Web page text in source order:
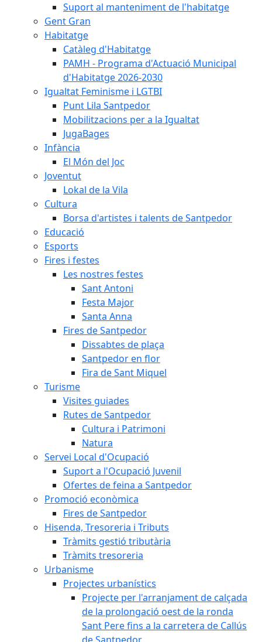
Suport al manteniment de l'habitatge
Gent Gran
Habitatge
Catàleg d'Habitatge
PAMH - Programa d'Actuació Municipal
d'Habitatge 2026-2030
Igualtat Feminisme i LGTBI
Punt Lila Santpedor
Mobilitzacions per a la Igualtat
JugaBages
Infància
El Món del Joc
Joventut
Lokal de la Vila
Cultura
Borsa d'artistes i talents de Santpedor
Educació
Esports
Fires i festes
Les nostres festes
Sant Antoni
Festa Major
Santa Anna
Fires de Santpedor
Dissabtes de plaça
Santpedor en flor
Fira de Sant Miquel
Turisme
Visites guiades
Rutes de Santpedor
Cultura i Patrimoni
Natura
Servei Local d'Ocupació
Suport a l'Ocupació Juvenil
Ofertes de feina a Santpedor
Promoció econòmica
Fires de Santpedor
Hisenda, Tresoreria i Tributs
Tràmits gestió tributària
Tràmits tresoreria
Urbanisme
Projectes urbanístics
Projecte per l'arranjament de calçada
de la prolongació oest de la ronda
Sant Pere fins a la carretera de Callús